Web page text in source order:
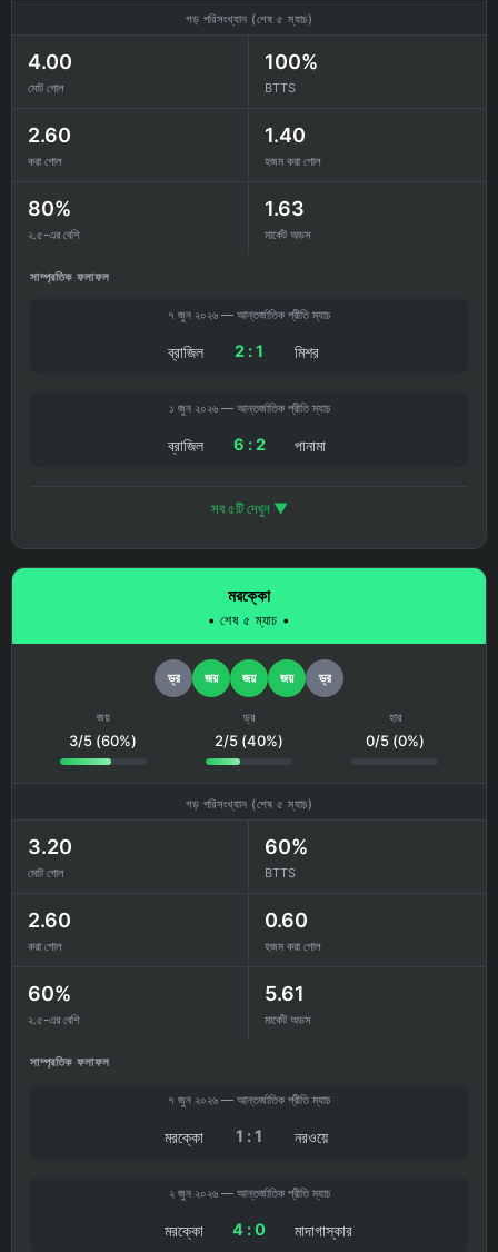
গড় পরিসংখ্যান (শেষ ৫ ম্যাচ)
4.00
মোট গোল
100%
BTTS
2.60
করা গোল
1.40
হজম করা গোল
80%
২.৫-এর বেশি
1.63
মার্কেট অডস
সাম্প্রতিক ফলাফল
৭ জুন ২০২৬ — আন্তর্জাতিক প্রীতি ম্যাচ
ব্রাজিল 2 : 1 মিশর
১ জুন ২০২৬ — আন্তর্জাতিক প্রীতি ম্যাচ
ব্রাজিল 6 : 2 পানামা
সব ৫টি দেখুন ▼
মরক্কো
• শেষ ৫ ম্যাচ •
ড্র জয় জয় জয় ড্র
জয়
3/5 (60%)
ড্র
2/5 (40%)
হার
0/5 (0%)
গড় পরিসংখ্যান (শেষ ৫ ম্যাচ)
3.20
মোট গোল
60%
BTTS
2.60
করা গোল
0.60
হজম করা গোল
60%
২.৫-এর বেশি
5.61
মার্কেট অডস
সাম্প্রতিক ফলাফল
৭ জুন ২০২৬ — আন্তর্জাতিক প্রীতি ম্যাচ
মরক্কো 1 : 1 নরওয়ে
২ জুন ২০২৬ — আন্তর্জাতিক প্রীতি ম্যাচ
মরক্কো 4 : 0 মাদাগাস্কার